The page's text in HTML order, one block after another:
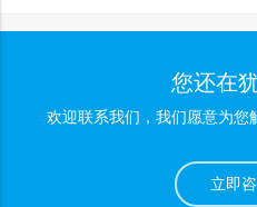
您还在
欢迎联系我们，我们愿意为您
立即